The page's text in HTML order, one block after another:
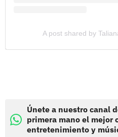
A post shared by
Únete a nuestro canal
primera mano el mejor
entretenimiento y